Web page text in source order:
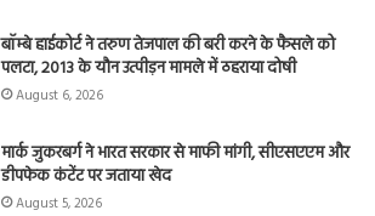
बॉम्बे हाईकोर्ट ने तरुण तेजपाल की बरी करने के फैसले को
पलटा, 2013 के यौन उत्पीड़न मामले में ठहराया दोषी
August 6, 2026
मार्क जुकरबर्ग ने भारत सरकार से माफी मांगी, सीएसएएम और
डीपफेक कंटेंट पर जताया खेद
August 5, 2026